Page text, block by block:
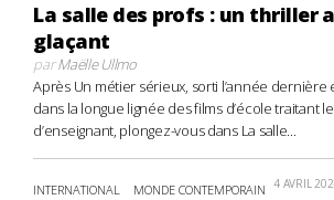
La salle des profs : un thriller
glaçant
parMaëlle Ullmo
Après Un métier sérieux, sorti l’année dernière
dans la longue lignée des films d’école traitant
d’enseignant, plongez-vous dans La salle...
INTERNATIONAL MONDE CONTEMPORAIN 4 AVRIL